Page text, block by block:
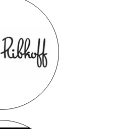
Joseph Ribkoff